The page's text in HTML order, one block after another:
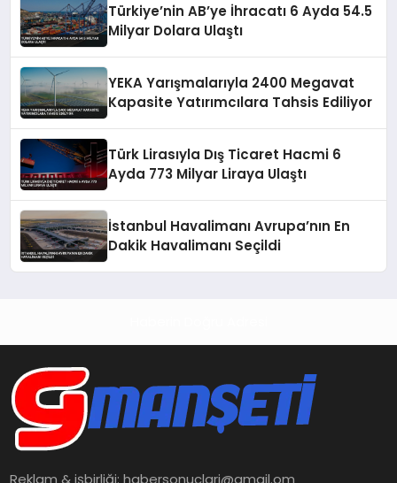
Türkiye’nin AB’ye İhracatı 6 Ayda 54.5
Milyar Dolara Ulaştı
YEKA Yarışmalarıyla 2400 Megavat
Kapasite Yatırımcılara Tahsis Ediliyor
Türk Lirasıyla Dış Ticaret Hacmi 6
Ayda 773 Milyar Liraya Ulaştı
İstanbul Havalimanı Avrupa’nın En
Dakik Havalimanı Seçildi
Reklam & işbirliği:habersonuclari@gmail.om